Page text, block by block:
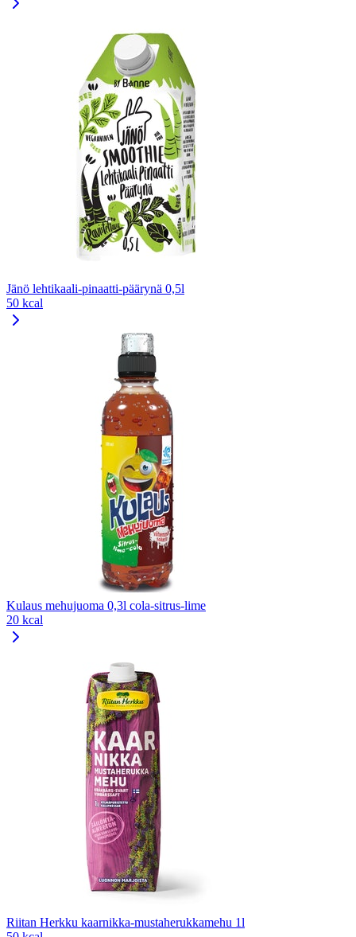
Jänö lehtikaali-pinaatti-päärynä 0,5l
50 kcal
Kulaus mehujuoma 0,3l cola-sitrus-lime
20 kcal
Riitan Herkku kaarnikka-mustaherukkamehu 1l